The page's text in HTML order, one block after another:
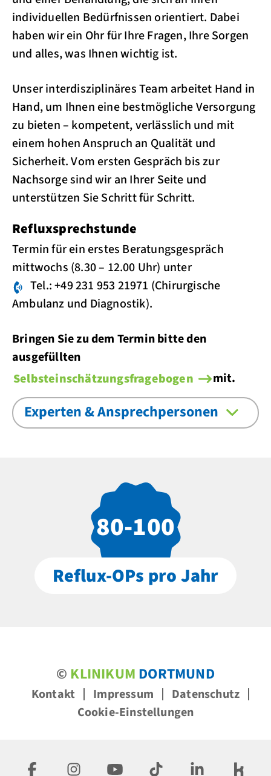
individuellen Bedürfnissen orientiert. Dabei
haben wir ein Ohr für Ihre Fragen, Ihre Sorgen
und alles, was Ihnen wichtig ist.
Unser interdisziplinäres Team arbeitet Hand in
Hand, um Ihnen eine bestmögliche Versorgung
zu bieten – kompetent, verlässlich und mit
einem hohen Anspruch an Qualität und
Sicherheit. Vom ersten Gespräch bis zur
Nachsorge sind wir an Ihrer Seite und
unterstützen Sie Schritt für Schritt.
Refluxsprechstunde
Termin für ein erstes Beratungsgespräch
mittwochs (8.30 – 12.00 Uhr) unter
Tel.: +49 231 953 21971 (Chirurgische
Ambulanz und Diagnostik).
Bringen Sie zu dem Termin bitte den
ausgefüllten
Selbsteinschätzungsfragebogen
mit.
Experten & Ansprechpersonen
80-100
Reflux-OPs pro Jahr
© KLINIKUM DORTMUND
Kontakt Impressum
Datenschutz
Cookie-Einstellungen